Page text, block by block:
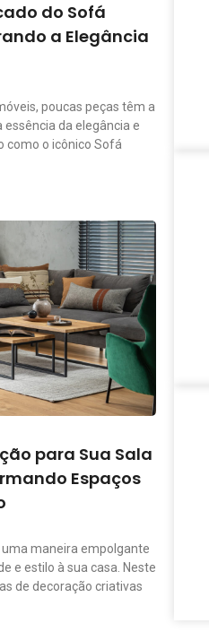
do Sofá
a Elegância
poucas peças têm a
da elegância e
como o icônico Sofá
para Sua Sala
Espaços
uma maneira empolgante
e estilo à sua casa. Neste
de decoração criativas